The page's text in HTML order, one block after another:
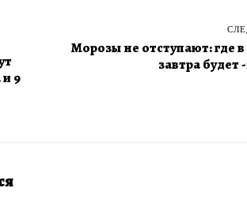
9
Морозы не отступают: где
завтра будет